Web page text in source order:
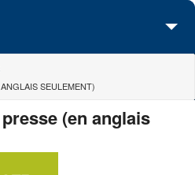
SEULEMENT)
(en anglais